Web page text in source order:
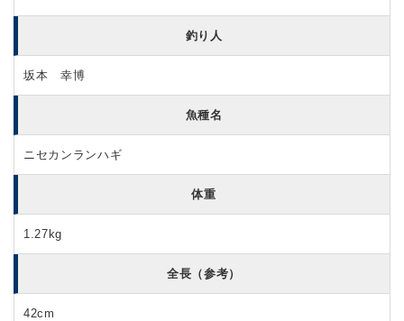
釣り人
坂本 幸博
魚種名
ニセカンランハギ
体重
1.27kg
全長（参考）
42cm